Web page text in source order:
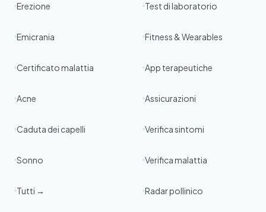
Erezione
Emicrania
Certificato malattia
Acne
Caduta dei capelli
Sonno
Tutti →
Test di laboratorio
Fitness & Wearables
App terapeutiche
Assicurazioni
Verifica sintomi
Verifica malattia
Radar pollinico